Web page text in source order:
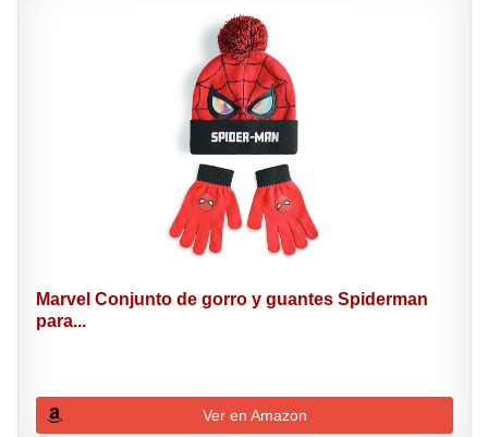
Marvel Conjunto de gorro y guantes Spiderman
para...
Ver en Amazon